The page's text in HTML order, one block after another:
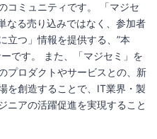
コミュニティです。 「マジセ
なる売り込みではなく、参加者
立つ」情報を提供する、”本
です。 また、「マジセミ」を
プロダクトやサービスとの、新
を創造することで、IT業界・製
ニアの活躍促進を実現すること